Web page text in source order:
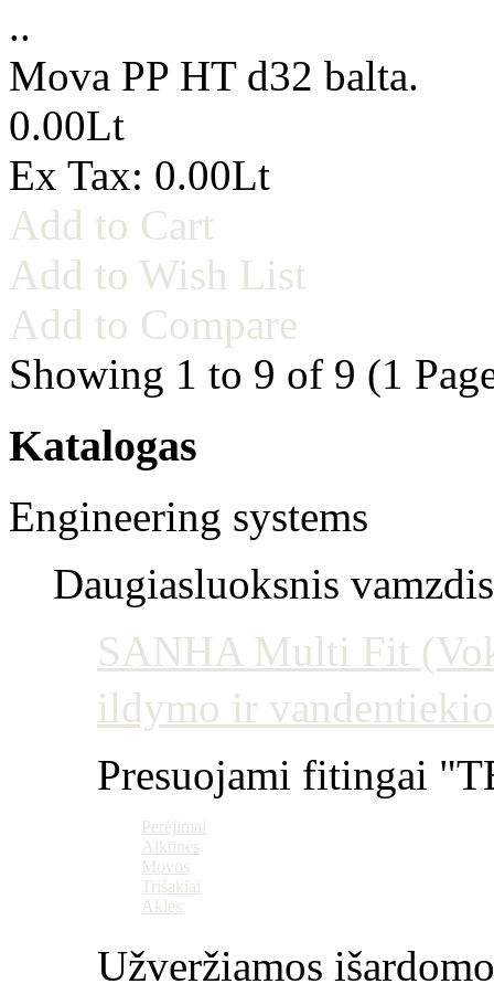
..
Mova PP HT d32 balta.
0.00Lt
Ex Tax: 0.00Lt
Add to Cart
Add to Wish List
Add to Compare
Showing 1 to 9 of 9 (1
Katalogas
Engineering systems
Daugiasluoksnis
SANHA Multi Fit
ildymo ir
Presuojami fitingai
Perėjimai
Alkūnės
Movos
Trišakiai
Aklės
Užveržiamos